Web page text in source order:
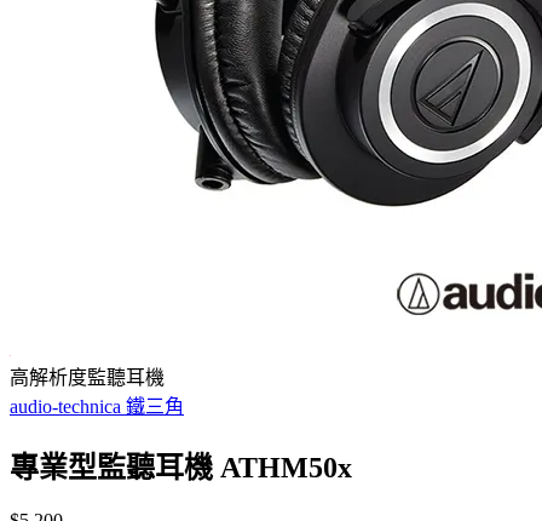
高解析度監聽耳機
audio-technica 鐵三角
專業型監聽耳機 ATHM50x